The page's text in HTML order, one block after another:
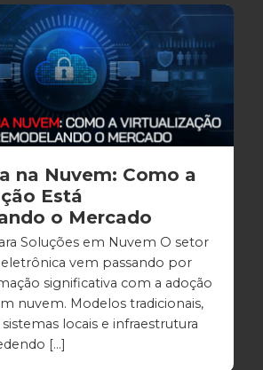
na Nuvem: Como a
Está
o Mercado
Soluções em Nuvem O setor
eletrônica vem passando por
significativa com a adoção
nuvem. Modelos tradicionais,
locais e infraestrutura
[…]